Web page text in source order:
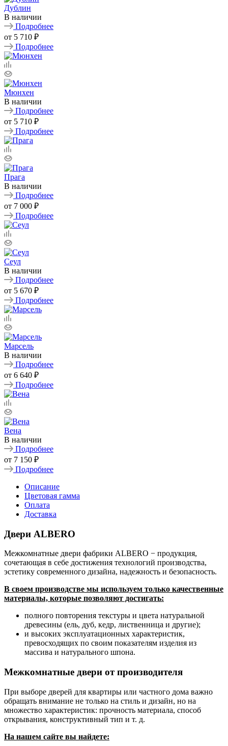
Дублин
В наличии
Подробнее
от 5 710 ₽
Подробнее
Мюнхен
В наличии
Подробнее
от 5 710 ₽
Подробнее
Прага
В наличии
Подробнее
от 7 000 ₽
Подробнее
Сеул
В наличии
Подробнее
от 5 670 ₽
Подробнее
Марсель
В наличии
Подробнее
от 6 640 ₽
Подробнее
Вена
В наличии
Подробнее
от 7 150 ₽
Подробнее
Описание
Цветовая гамма
Оплата
Доставка
Двери ALBERO
Межкомнатные двери фабрики ALBERO − продукция,
сочетающая в себе достижения технологий производства,
эстетику современного дизайна, надежность и безопасность.
В своем производстве мы используем только качественные
материалы, которые позволяют достигать:
полного повторения текстуры и цвета натуральной
древесины (ель, дуб, кедр, лиственница и другие);
и высоких эксплуатационных характеристик,
превосходящих по своим показателям изделия из
массива и натурального шпона.
Межкомнатные двери от производителя
При выборе дверей для квартиры или частного дома важно
обращать внимание не только на стиль и дизайн, но на
множество характеристик: прочность материала, способ
открывания, конструктивный тип и т. д.
На нашем сайте вы найдете: